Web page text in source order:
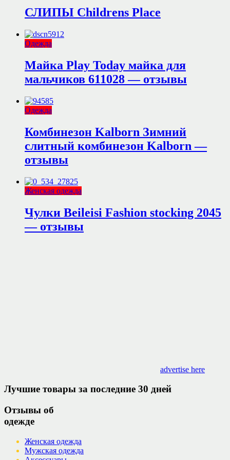
СЛИПЫ Childrens Place
Одежда
Майка Play Today майка для
мальчиков 611028 — отзывы
Одежда
Комбинезон Kalborn Зимний
слитный комбинезон Kalborn —
отзывы
Женская одежда
Чулки Beileisi Fashion stocking 2045
— отзывы
advertise here
Лучшие товары за последние 30 дней
Отзывы об
одежде
Женская одежда
Мужская одежда